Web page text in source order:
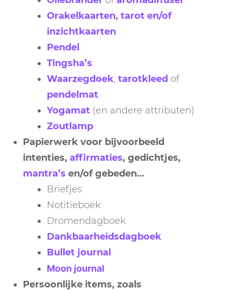
Orakelkaarten, tarot en/of
inzichtkaarten
Pendel
Tingsha’s
Waarzegdoek, tarotkleed of
pendelmat
Yogamat (en andere attributen)
Zoutlamp
Papierwerk voor bijvoorbeeld
intenties, affirmaties, gedichtjes,
mantra’s en/of gebeden…
Briefjes
Notitieboek
Dromendagboek
Dankbaarheidsdagboek
Bullet journal
Moon journal
Persoonlijke items, zoals